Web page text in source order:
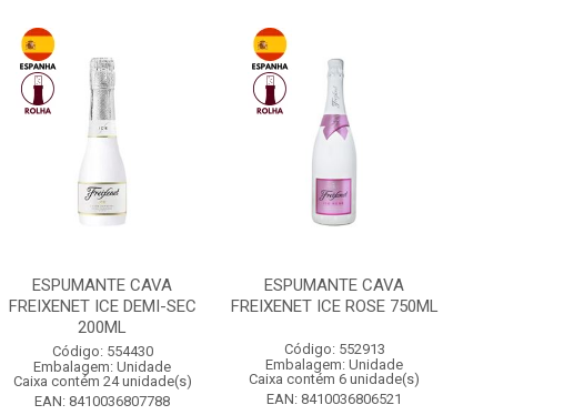
ESPUMANTE CAVA
FREIXENET ICE DEMI-SEC
200ML
Código: 554430
Embalagem: Unidade
Caixa contém 24 unidade(s)
EAN: 8410036807788
ESPUMANTE CAVA
FREIXENET ICE ROSE 750ML
Código: 552913
Embalagem: Unidade
Caixa contém 6 unidade(s)
EAN: 8410036806521